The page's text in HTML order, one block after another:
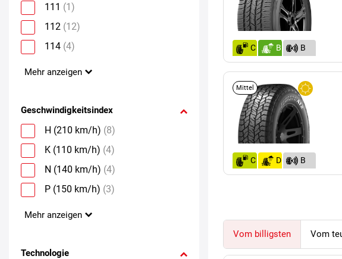
111 (1)
112 (12)
114 (4)
Mehr anzeigen
Geschwindigkeitsindex
H (210 km/h) (8)
K (110 km/h) (4)
N (140 km/h) (4)
P (150 km/h) (3)
Mehr anzeigen
Technologie
C B
B
(72)
Mittel
C D
B
(73)
Vom billigsten Vom